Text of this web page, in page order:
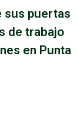
sus puertas
de trabajo
en Punta